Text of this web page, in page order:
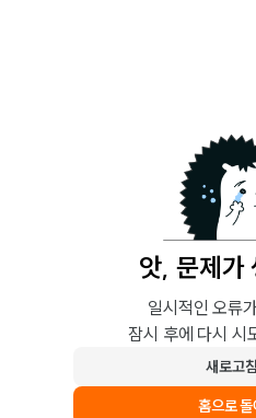
앗, 문제가
일시적인 오류
잠시 후에 다시 시
새로고
홈으로